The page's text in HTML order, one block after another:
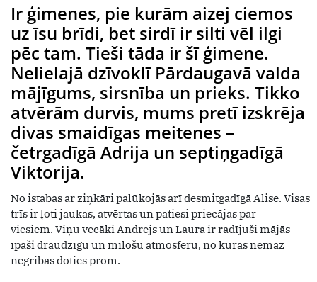
Ir ģimenes, pie kurām aizej ciemos
uz īsu brīdi, bet sirdī ir silti vēl ilgi
pēc tam. Tieši tāda ir šī ģimene.
Nelielajā dzīvoklī Pārdaugavā valda
mājīgums, sirsnība un prieks. Tikko
atvērām durvis, mums pretī izskrēja
divas smaidīgas meitenes –
četrgadīgā Adrija un septiņgadīgā
Viktorija.
No istabas ar ziņkāri palūkojās arī desmitgadīgā Alise. Visas
trīs ir ļoti jaukas, atvērtas un patiesi priecājas par
viesiem. Viņu vecāki Andrejs un Laura ir radījuši mājās
īpaši draudzīgu un mīlošu atmosfēru, no kuras nemaz
negribas doties prom.